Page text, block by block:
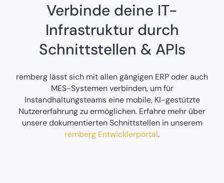
Verbinde deine IT-
Infrastruktur durch
Schnittstellen & APIs
remberg lässt sich mit allen gängigen ERP oder auch
MES-Systemen verbinden, um für
Instandhaltungsteams eine mobile, KI-gestützte
Nutzererfahrung zu ermöglichen. Erfahre mehr über
unsere dokumentierten Schnittstellen in unserem
remberg Entwicklerportal.